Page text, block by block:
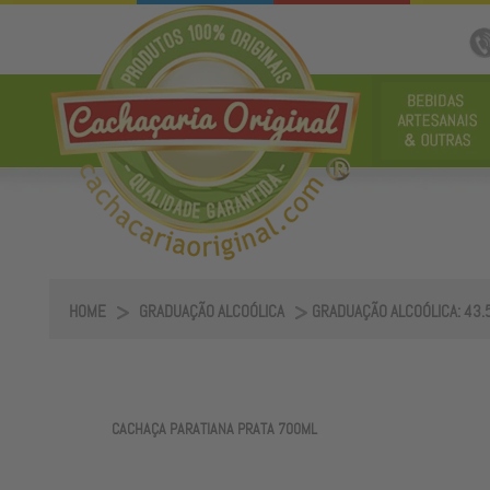
HOME GRADUAÇÃO ALCOÓLICA GRADUAÇÃO ALCOÓLICA:
CACHAÇA PARATIANA PRATA 700ML